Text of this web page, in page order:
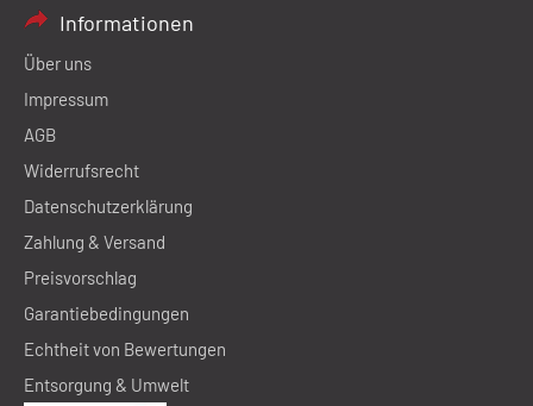
Informationen
Über uns
Impressum
AGB
Widerrufsrecht
Datenschutzerklärung
Zahlung & Versand
Preisvorschlag
Garantiebedingungen
Echtheit von Bewertungen
Entsorgung & Umwelt